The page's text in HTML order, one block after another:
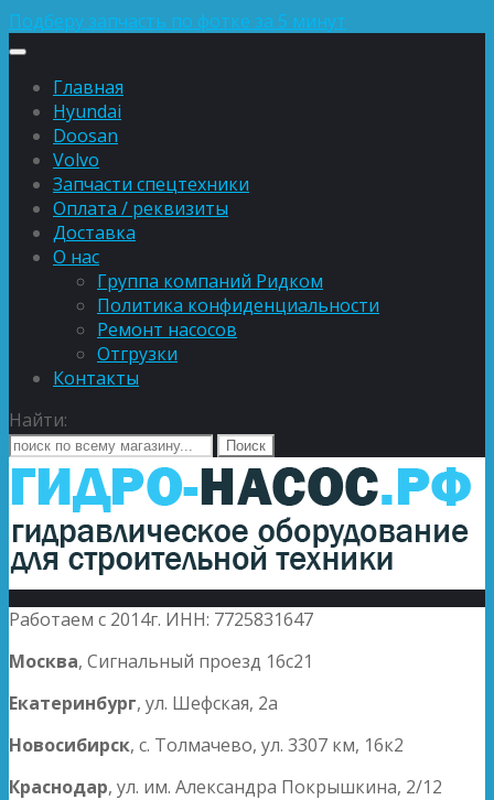
Подберу запчасть по фотке за 5 минут
Главная
Hyundai
Doosan
Volvo
Запчасти спецтехники
Оплата / реквизиты
Доставка
О нас
Группа компаний Ридком
Политика конфиденциальности
Ремонт насосов
Отгрузки
Контакты
Найти:
Работаем с 2014г. ИНН: 7725831647
Москва, Сигнальный проезд 16с21
Екатеринбург, ул. Шефская, 2а
Новосибирск, с. Толмачево, ул. 3307 км, 16к2
Краснодар, ул. им. Александра Покрышкина, 2/12